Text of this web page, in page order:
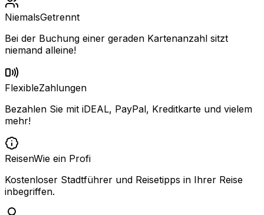
NiemalsGetrennt
Bei der Buchung einer geraden Kartenanzahl sitzt
niemand alleine!
FlexibleZahlungen
Bezahlen Sie mit iDEAL, PayPal, Kreditkarte und vielem
mehr!
ReisenWie ein Profi
Kostenloser Stadtführer und Reisetipps in Ihrer Reise
inbegriffen.